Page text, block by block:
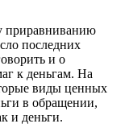
приравниванию
последних
и о
к деньгам. На
виды ценных
в обращении,
и деньги.